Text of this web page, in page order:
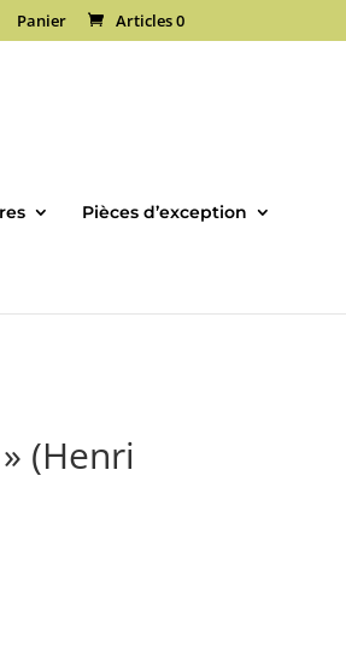
Panier Articles 0
Pièces d’exception
(Henri